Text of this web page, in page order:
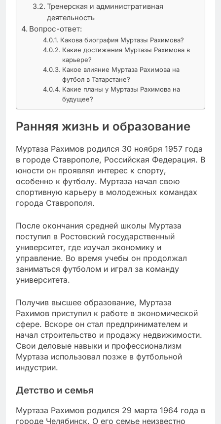
Тренерская и административная
деятельность
Вопрос-ответ:
Какова биография Муртазы Рахимова?
Какие достижения Муртазы Рахимова в
карьере?
Какое влияние Муртаза Рахимова на
футбол в Татарстане?
Какие планы у Муртазы Рахимова на
будущее?
Ранняя жизнь и образование
Муртаза Рахимов родился 30 ноября 1957 года
в городе Ставрополе, Российская Федерация. В
юности он проявлял интерес к спорту,
особенно к футболу. Муртаза начал свою
спортивную карьеру в молодежных командах
города Ставрополя.
После окончания средней школы Муртаза
поступил в Ростовский государственный
университет, где изучал экономику и
управление. Во время учебы он продолжал
заниматься футболом и играл за команду
университета.
Получив высшее образование, Муртаза
Рахимов приступил к работе в экономической
сфере. Вскоре он стал предпринимателем и
начал строительство и продажу недвижимости.
Свои деловые навыки и профессионализм
Муртаза использовал позже в футбольной
индустрии.
Детство и семья
Муртаза Рахимов родился 29 марта 1964 года в
городе Челябинск. О его семье неизвестно